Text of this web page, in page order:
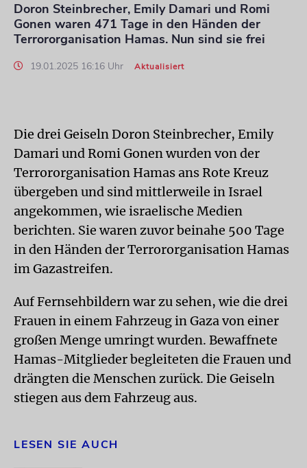
Doron Steinbrecher, Emily Damari und Romi
Gonen waren 471 Tage in den Händen der
Terrororganisation Hamas. Nun sind sie frei
19.01.2025 16:16 Uhr Aktualisiert
Die drei Geiseln Doron Steinbrecher, Emily
Damari und Romi Gonen wurden von der
Terrororganisation Hamas ans Rote Kreuz
übergeben und sind mittlerweile in Israel
angekommen, wie israelische Medien
berichten. Sie waren zuvor beinahe 500 Tage
in den Händen der Terrororganisation Hamas
im Gazastreifen.
Auf Fernsehbildern war zu sehen, wie die drei
Frauen in einem Fahrzeug in Gaza von einer
großen Menge umringt wurden. Bewaffnete
Hamas-Mitglieder begleiteten die Frauen und
drängten die Menschen zurück. Die Geiseln
stiegen aus dem Fahrzeug aus.
LESEN SIE AUCH